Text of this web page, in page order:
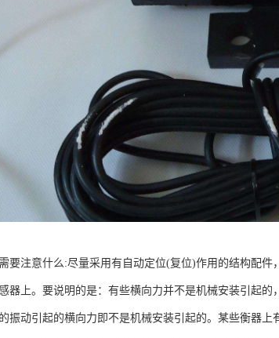
要注意什么:尽量采用有自动定位(复位)作用的结构配
器上。要说明的是：有些横向力并不是机械安装引起
振动引起的横向力即不是机械安装引起的。某些衡器